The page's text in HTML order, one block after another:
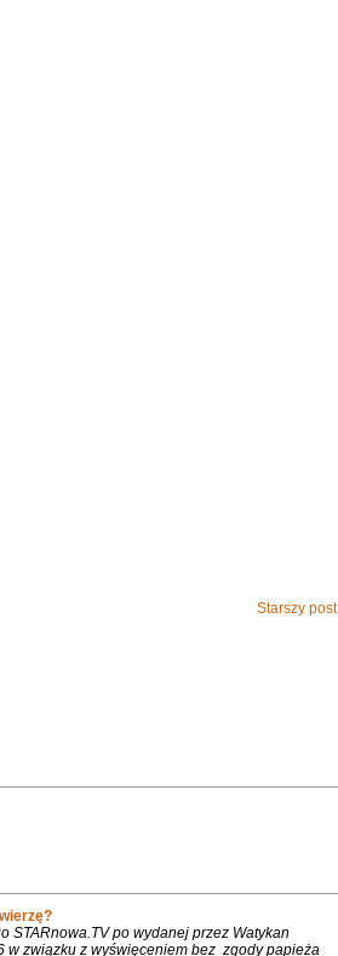
Starszy post
STARnowa.TV po wydanej przez Watykan
w związku z wyświęceniem bez zgody papieża